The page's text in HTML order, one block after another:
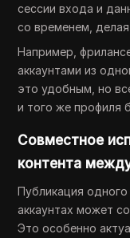
сессии входа и
со временем,
Например,
аккаунтами из
это удобным, но
и того же профиля
Совместное
контента
Публикация одного
аккаунтах может
Это особенно